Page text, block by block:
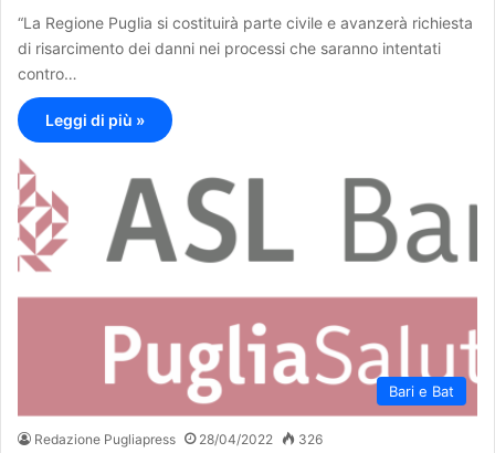
“La Regione Puglia si costituirà parte civile e avanzerà richiesta
di risarcimento dei danni nei processi che saranno intentati
contro…
Leggi di più »
Bari e Bat
Redazione Pugliapress 28/04/2022 326